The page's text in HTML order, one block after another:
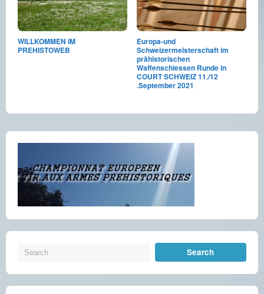
WILLKOMMEN IM
PREHISTOWEB
Europa-und
Schweizermeisterschaft im
prähistorischen
Waffenschiessen Runde in
COURT SCHWEIZ 11./12
.September 2021